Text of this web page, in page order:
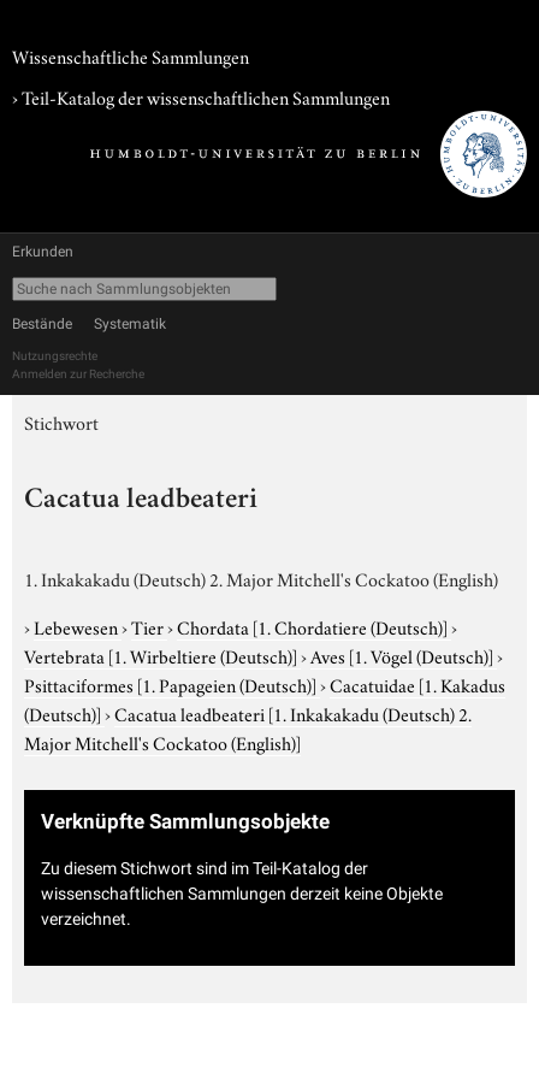
Wissenschaftliche Sammlungen
› Teil-Katalog der wissenschaftlichen Sammlungen
Erkunden
Bestände Systematik
Nutzungsrechte
Anmelden zur Recherche
Stichwort
Cacatua leadbeateri
1. Inkakakadu (Deutsch) 2. Major Mitchell's Cockatoo (English)
›Lebewesen›Tier›Chordata [1. Chordatiere (Deutsch)]›
Vertebrata [1. Wirbeltiere (Deutsch)]›Aves [1. Vögel (Deutsch)]›
Psittaciformes [1. Papageien (Deutsch)]›Cacatuidae [1. Kakadus
(Deutsch)]›Cacatua leadbeateri [1. Inkakakadu (Deutsch) 2.
Major Mitchell's Cockatoo (English)]
Verknüpfte Sammlungsobjekte
Zu diesem Stichwort sind im Teil-Katalog der
wissenschaftlichen Sammlungen derzeit keine Objekte
verzeichnet.